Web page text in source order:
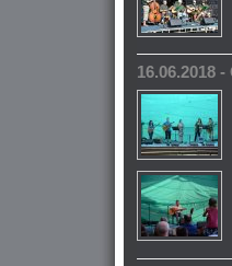
16.06.2018